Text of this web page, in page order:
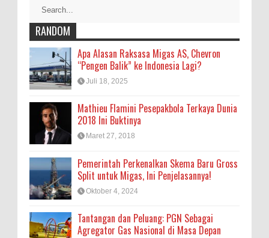
RANDOM
Apa Alasan Raksasa Migas AS, Chevron
“Pengen Balik” ke Indonesia Lagi?
Juli 18, 2025
Mathieu Flamini Pesepakbola Terkaya Dunia
2018 Ini Buktinya
Maret 27, 2018
Pemerintah Perkenalkan Skema Baru Gross
Split untuk Migas, Ini Penjelasannya!
Oktober 4, 2024
Tantangan dan Peluang: PGN Sebagai
Agregator Gas Nasional di Masa Depan